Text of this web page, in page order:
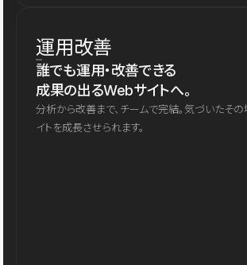
運用改善
誰でも運用・改善できる
成果の出るWebサイトへ。
分析から改善まで、チームで完結。気づいたそ
イトを成長させられます。